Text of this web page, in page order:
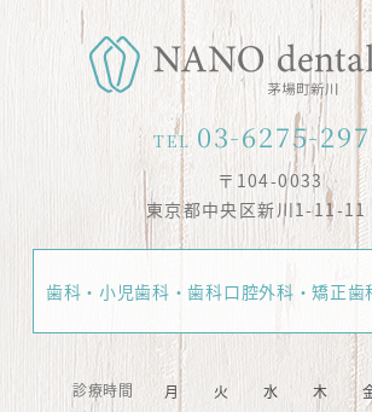
TEL 03-6275-
〒104-0033
東京都中央区新川1-11-11
歯科・小児歯科・歯科口腔外科・矯正歯
診療時間 月 火 水 木